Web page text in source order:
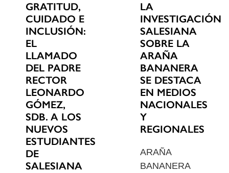
GRATITUD,
CUIDADO E
INCLUSIÓN:
EL
LLAMADO
DEL PADRE
RECTOR
LEONARDO
GÓMEZ,
SDB. A LOS
NUEVOS
ESTUDIANTES
DE
SALESIANA
LA
INVESTIGACIÓN
SALESIANA
SOBRE LA
ARAÑA
BANANERA
SE DESTACA
EN MEDIOS
NACIONALES
Y
REGIONALES
ARAÑA
BANANERA